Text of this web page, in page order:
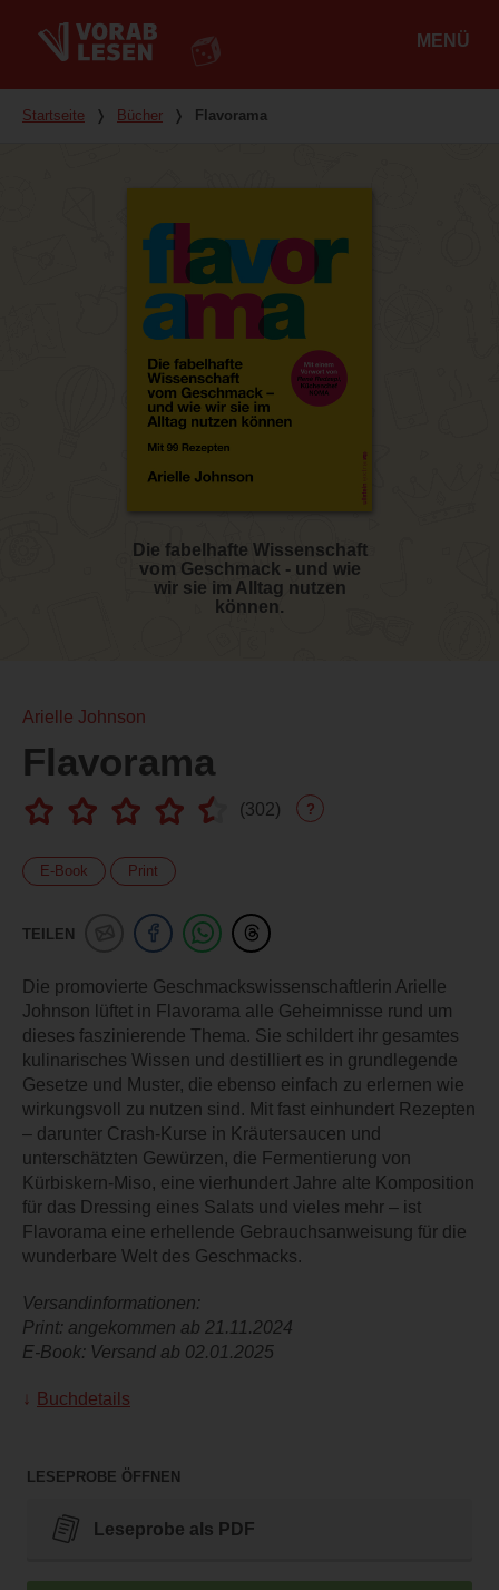
MENÜ
Du bist hier
Startseite ❭ Bücher ❭ Flavorama
Die fabelhafte Wissenschaft
vom Geschmack - und wie
wir sie im Alltag nutzen
können.
Arielle Johnson
Flavorama
(302) ?
E-Book Print
TEILEN
Die promovierte Geschmackswissenschaftlerin Arielle
Johnson lüftet in Flavorama alle Geheimnisse rund um
dieses faszinierende Thema. Sie schildert ihr gesamtes
kulinarisches Wissen und destilliert es in grundlegende
Gesetze und Muster, die ebenso einfach zu erlernen wie
wirkungsvoll zu nutzen sind. Mit fast einhundert Rezepten
– darunter Crash-Kurse in Kräutersaucen und
unterschätzten Gewürzen, die Fermentierung von
Kürbiskern-Miso, eine vierhundert Jahre alte Komposition
für das Dressing eines Salats und vieles mehr – ist
Flavorama eine erhellende Gebrauchsanweisung für die
wunderbare Welt des Geschmacks.
Versandinformationen:
Print: angekommen ab 21.11.2024
E-Book: Versand ab 02.01.2025
Buchdetails
LESEPROBE ÖFFNEN
Leseprobe als PDF